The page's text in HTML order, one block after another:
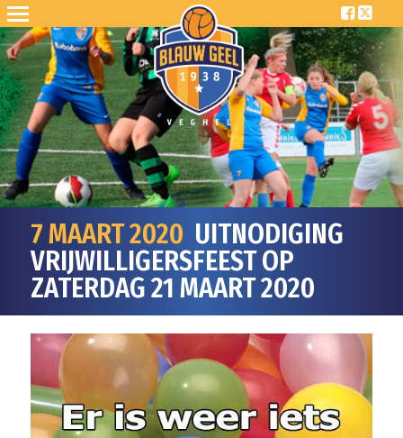
7 MAART 2020 UITNODIGING
VRIJWILLIGERSFEEST OP
ZATERDAG 21 MAART 2020